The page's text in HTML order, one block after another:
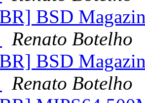
BSD
Renato Botelho
BSD
Renato Botelho